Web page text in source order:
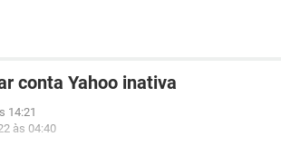
conta Yahoo inativa
14:21
às 04:40